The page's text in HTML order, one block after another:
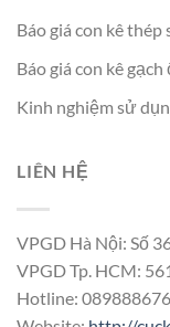
Báo giá con kê thép
Báo giá con kê gạch
Kinh nghiệm sử
LIÊN HỆ
VPGD Hà Nội: Số
VPGD Tp. HCM:
Hotline: